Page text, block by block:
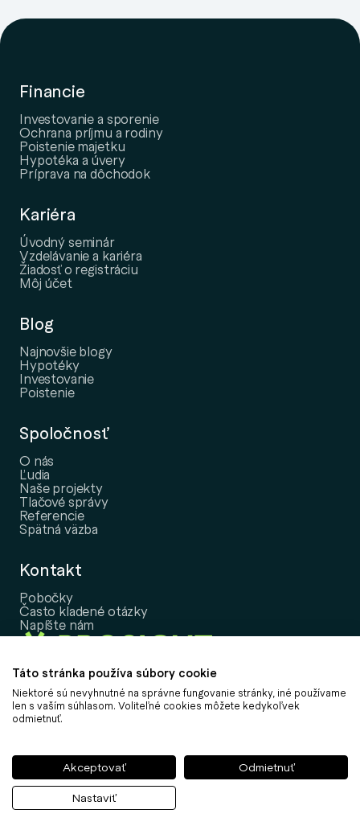
Financie
Investovanie a sporenie
Ochrana príjmu a rodiny
Poistenie majetku
Hypotéka a úvery
Príprava na dôchodok
Kariéra
Úvodný seminár
Vzdelávanie a kariéra
Žiadosť o registráciu
Môj účet
Blog
Najnovšie blogy
Hypotéky
Investovanie
Poistenie
Spoločnosť
O nás
Ľudia
Naše projekty
Tlačové správy
Referencie
Spätná väzba
Kontakt
Pobočky
Často kladené otázky
Napíšte nám
Copyright © 2026, PROSIGHT Slovensko, a.s.
Informácie k udržateľnosti
Politika vybavovania sťažností
Obchodné podmienky
Táto stránka používa súbory cookie
Niektoré sú nevyhnutné na správne fungovanie stránky, iné používame
len s vaším súhlasom. Voliteľné cookies môžete kedykoľvek
odmietnuť.
Akceptovať
Odmietnuť
Nastaviť